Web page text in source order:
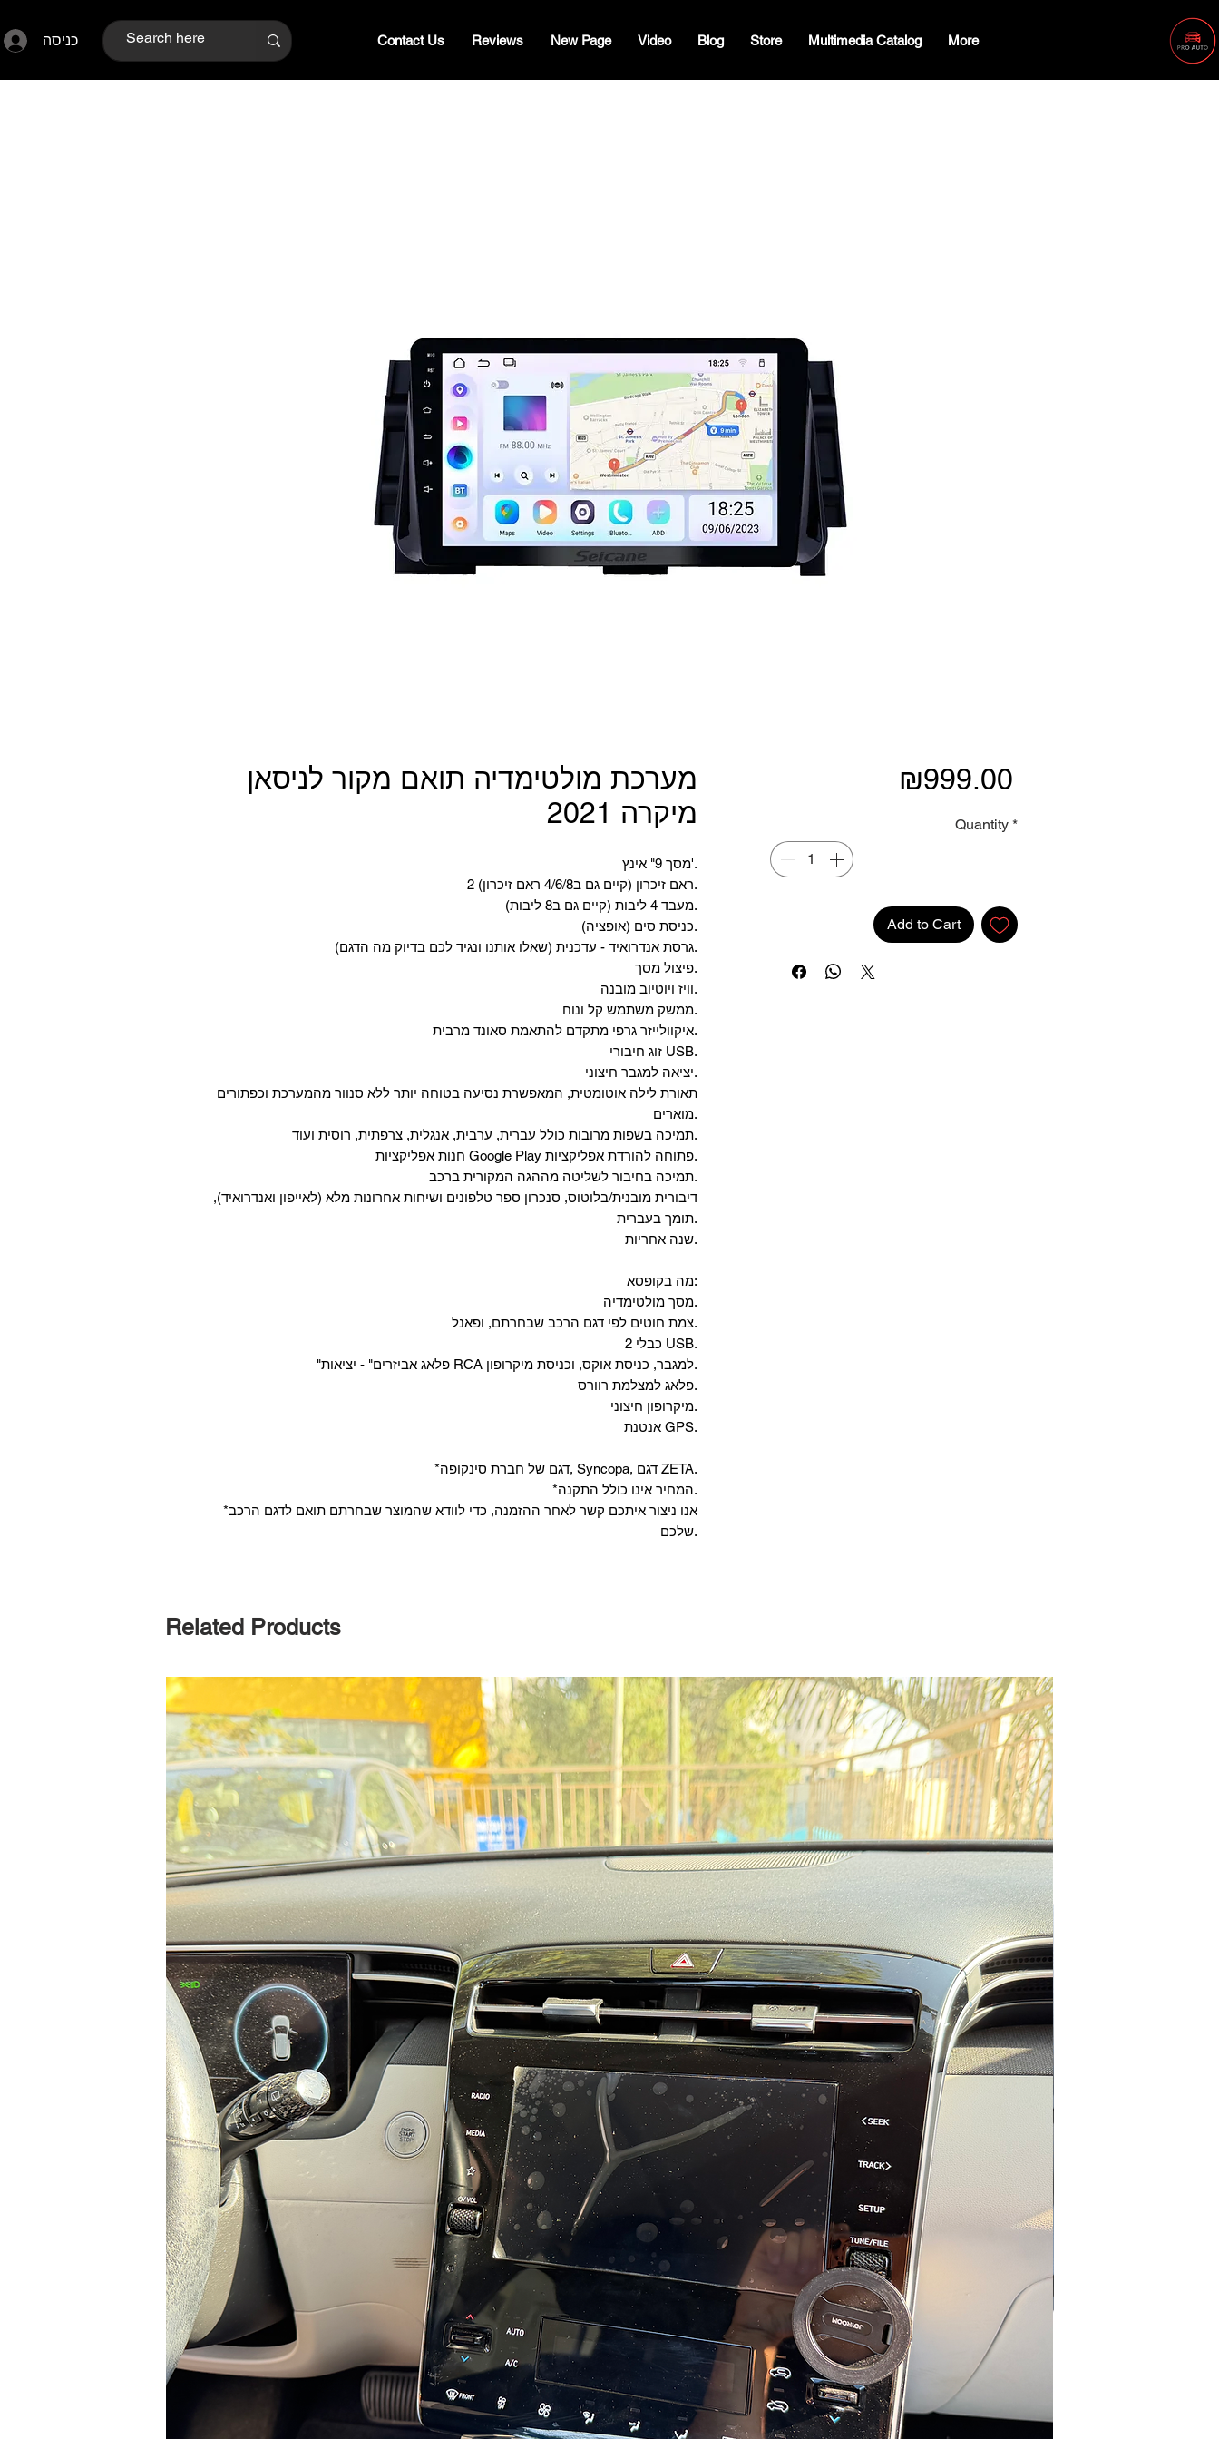
כניסה Contact Us Reviews New Page Video Blog Store Multimedia Catalog More
מערכת מולטימדיה תואם מקור לניסאן
מיקרה 2021
מסך 9" אינץ'.
2 ראם זיכרון (קיים גם ב4/6/8 ראם זיכרון).
מעבד 4 ליבות (קיים גם ב8 ליבות).
כניסת סים (אופציה).
גרסת אנדרואיד - עדכנית (שאלו אותנו ונגיד לכם בדיוק מה הדגם).
פיצול מסך.
וויז ויוטיוב מובנה.
ממשק משתמש קל ונוח.
איקוולייזר גרפי מתקדם להתאמת סאונד מרבית.
זוג חיבורי USB.
יציאה למגבר חיצוני.
תאורת לילה אוטומטית, המאפשרת נסיעה בטוחה יותר ללא סנוור מהמערכת וכפתורים
מוארים.
תמיכה בשפות מרובות כולל עברית, ערבית, אנגלית, צרפתית, רוסית ועוד.
‏חנות אפליקציות Google Play פתוחה להורדת אפליקציות.
‏תמיכה בחיבור לשליטה מההגה המקורית ברכב.
‏דיבורית מובנית/בלוטוס, ‏סנכרון ספר טלפונים ושיחות אחרונות מלא (לאייפון ואנדרואיד),
תומך בעברית.
שנה אחריות.
מה בקופסא:
מסך מולטימדיה.
צמת חוטים לפי דגם הרכב שבחרתם, ופאנל.
2 כבלי USB.
"פלאג אביזרים" - יציאות RCA למגבר, כניסת אוקס, וכניסת מיקרופון.
פלאג למצלמת רוורס.
מיקרופון חיצוני.
אנטנת GPS.
*דגם של חברת סינקופה, Syncopa, דגם ZETA.
*המחיר אינו כולל התקנה.
*אנו ניצור איתכם קשר לאחר ההזמנה, כדי לוודא שהמוצר שבחרתם תואם לדגם הרכב
שלכם.
₪999.00
Quantity *
Add to Cart
Related Products